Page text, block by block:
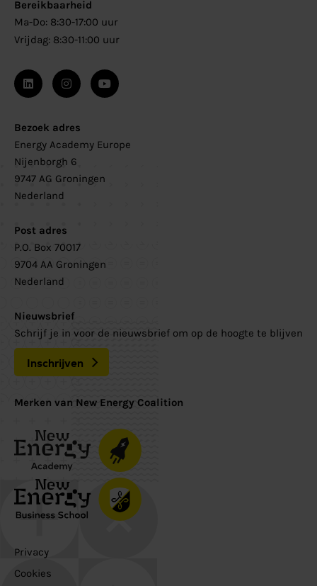
Bereikbaarheid
Ma-Do: 8:30-17:00 uur
Vrijdag: 8:30-11:00 uur
Bezoek adres
Energy Academy Europe
Nijenborgh 6
9747 AG Groningen
Nederland
Post adres
P.O. Box 70017
9704 AA Groningen
Nederland
Nieuwsbrief
Schrijf je in voor de nieuwsbrief om op de hoogte te blijven
Inschrijven
Merken van New Energy Coalition
Privacy
Cookies